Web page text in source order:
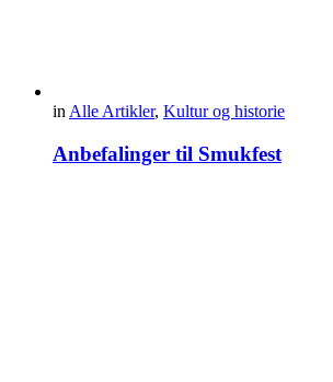
in Alle Artikler, Kultur og historie
Anbefalinger til Smukfest